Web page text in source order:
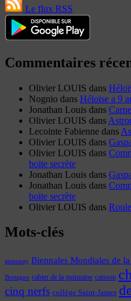
Le flux RSS
Commentaires
Olivier LOUIS dans
Nognio dans Héloïse a 9
Jonathan Louis dans
Olivier LOUIS dans
Lecointe Fabienne dans
Olivier LOUIS dans
Olivier LOUIS dans
boite secrète
Jonathan Louis dans
Jonathan Louis dans
boite secrète
Olivier LOUIS dans
Mots-clés
annonay Biennales Mondiales de
Bretagne cahier de la quinzaine caisson
cinq nerfs collège Saint-James